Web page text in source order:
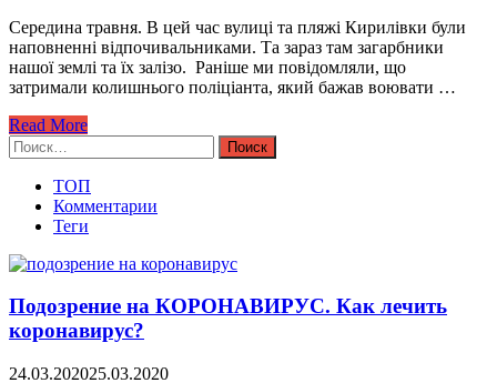
Середина травня. В цей час вулиці та пляжі Кирилівки були
наповненні відпочивальниками. Та зараз там загарбники
нашої землі та їх залізо. Раніше ми повідомляли, що
затримали колишнього поліціанта, який бажав воювати …
Read More
Найти:
ТОП
Комментарии
Теги
Подозрение на КОРОНАВИРУС. Как лечить
коронавирус?
24.03.202025.03.2020